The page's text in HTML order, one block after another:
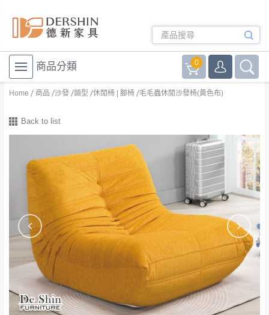
商品分類 0
Home 商品 沙發 類型 休閒椅 | 腳椅 毛毛蟲休閒沙發椅(黃色布)
Back to list